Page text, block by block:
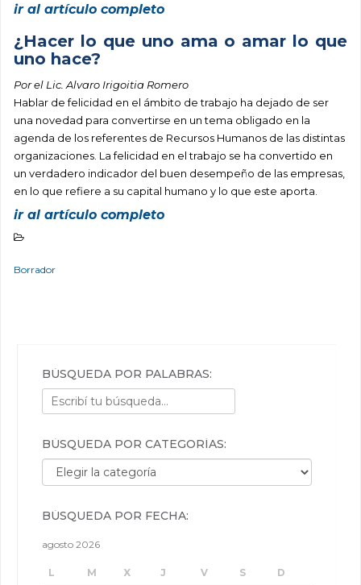
ir al artículo completo
¿Hacer lo que uno ama o amar lo que
uno hace?
Por el Lic. Alvaro Irigoitia Romero
Hablar de felicidad en el ámbito de trabajo ha dejado de ser
una novedad para convertirse en un tema obligado en la
agenda de los referentes de Recursos Humanos de las distintas
organizaciones. La felicidad en el trabajo se ha convertido en
un verdadero indicador del buen desempeño de las empresas,
en lo que refiere a su capital humano y lo que este aporta.
ir al artículo completo
Borrador
BÚSQUEDA POR PALABRAS:
BÚSQUEDA POR CATEGORÍAS:
Búsqueda por categorías:
BÚSQUEDA POR FECHA:
agosto 2026
L M X J V S D